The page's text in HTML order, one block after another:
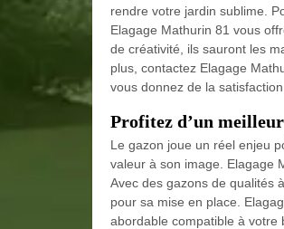
rendre votre jardin sublime.
Elagage Mathurin 81 vous
de créativité, ils sauront les
plus, contactez Elagage
vous donnez de la satisfaction.
Profitez d’un
Le gazon joue un réel enjeu
valeur à son image. Elagage
Avec des gazons de qualités
pour sa mise en place.
abordable compatible à votre